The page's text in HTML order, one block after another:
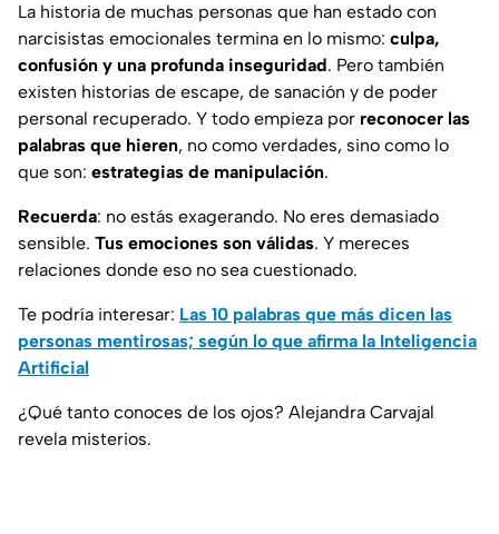
La historia de muchas personas que han estado con
narcisistas emocionales termina en lo mismo: culpa,
confusión y una profunda inseguridad. Pero también
existen historias de escape, de sanación y de poder
personal recuperado. Y todo empieza por reconocer las
palabras que hieren, no como verdades, sino como lo
que son: estrategias de manipulación.
Recuerda: no estás exagerando. No eres demasiado
sensible. Tus emociones son válidas. Y mereces
relaciones donde eso no sea cuestionado.
Te podría interesar: Las 10 palabras que más dicen las
personas mentirosas; según lo que afirma la Inteligencia
Artificial
¿Qué tanto conoces de los ojos? Alejandra Carvajal
revela misterios.